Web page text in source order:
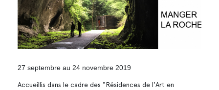
27 septembre au 24 novembre 2019
Accueillis dans le cadre des "Résidences de l'Art en